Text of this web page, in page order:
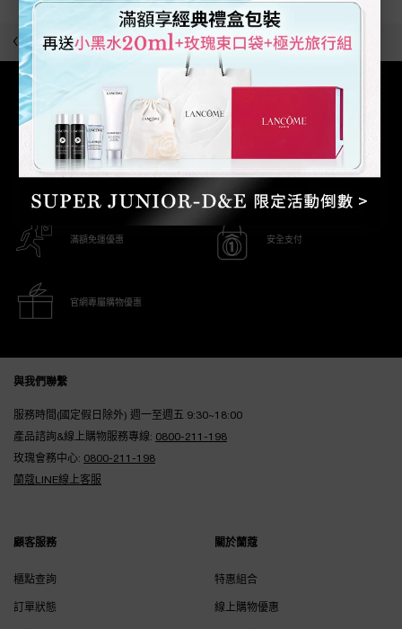
最近瀏覽
回到上一頁
滿額免運優惠 安全支付
官網專屬購物優惠
與我們聯繫
服務時間(國定假日除外) 週一至週五 9:30~18:00
產品諮詢&線上購物服務專線: 0800-211-198
玫瑰會務中心: 0800-211-198
蘭蔻LINE線上客服
顧客服務
櫃點查詢
訂單狀態
關於蘭蔻
特惠組合
線上購物優惠